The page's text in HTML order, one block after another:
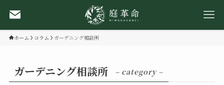
ホーム コラム ガーデニング相談所
ガーデニング相談所 – category –